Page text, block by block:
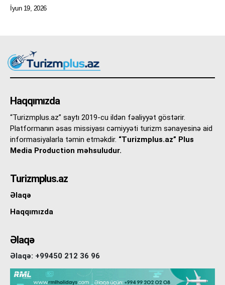
İyun 19, 2026
Haqqımızda
“Turizmplus.az” saytı 2019-cu ildən fəaliyyət göstərir.
Platformanın əsas missiyası cəmiyyəti turizm sənayesinə aid
informasiyalarla təmin etməkdir. “Turizmplus.az” Plus
Media Production məhsuludur.
Turizmplus.az
Əlaqə
Haqqımızda
Əlaqə
Əlaqə: +99450 212 36 96